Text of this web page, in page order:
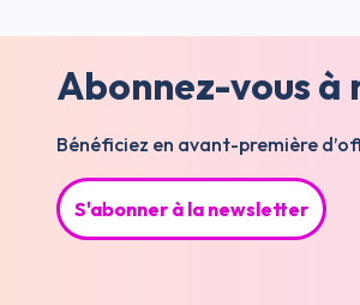
Abonnez-vous
Bénéficiez en avant-première
S'abonner à la newsletter